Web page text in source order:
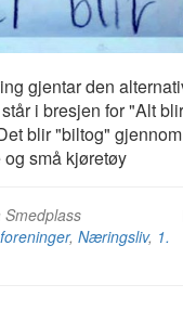
gjentar den
i bresjen for "Alt
blir "biltog"
små kjøretøy
Smedplass
, Næringsliv, 1.